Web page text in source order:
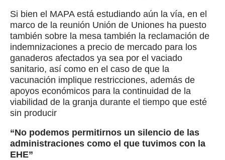
Si bien el MAPA está estudiando aún la vía, en el
marco de la reunión Unión de Uniones ha puesto
también sobre la mesa también la reclamación de
indemnizaciones a precio de mercado para los
ganaderos afectados ya sea por el vaciado
sanitario, así como en el caso de que la
vacunación implique restricciones, además de
apoyos económicos para la continuidad de la
viabilidad de la granja durante el tiempo que esté
sin producir
“No podemos permitirnos un silencio de las
administraciones como el que tuvimos con la
EHE”